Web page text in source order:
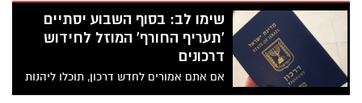
שימו לב: בסוף השבוע יסתיים
'תעריף החורף' המוזל לחידוש
דרכונים
אם אתם אמורים לחדש דרכון, תוכלו ליהנות
מתעיף החורף המוזל עד סוף השבוע - ב28.2.